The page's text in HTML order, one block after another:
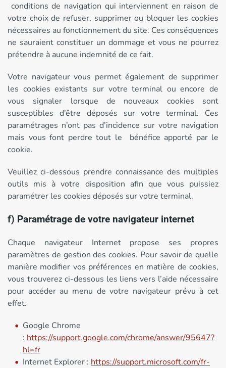
conditions de navigation qui interviennent en raison de
votre choix de refuser, supprimer ou bloquer les cookies
nécessaires au fonctionnement du site. Ces conséquences
ne sauraient constituer un dommage et vous ne pourrez
prétendre à aucune indemnité de ce fait.
Votre navigateur vous permet également de supprimer
les cookies existants sur votre terminal ou encore de
vous signaler lorsque de nouveaux cookies sont
susceptibles d’être déposés sur votre terminal. Ces
paramétrages n’ont pas d’incidence sur votre navigation
mais vous font perdre tout le bénéfice apporté par le
cookie.
Veuillez ci-dessous prendre connaissance des multiples
outils mis à votre disposition afin que vous puissiez
paramétrer les cookies déposés sur votre terminal.
f) Paramétrage de votre navigateur internet
Chaque navigateur Internet propose ses propres
paramètres de gestion des cookies. Pour savoir de quelle
manière modifier vos préférences en matière de cookies,
vous trouverez ci-dessous les liens vers l’aide nécessaire
pour accéder au menu de votre navigateur prévu à cet
effet.
Google Chrome
: https://support.google.com/chrome/answer/95647?
hl=fr
Internet Explorer : https://support.microsoft.com/fr-